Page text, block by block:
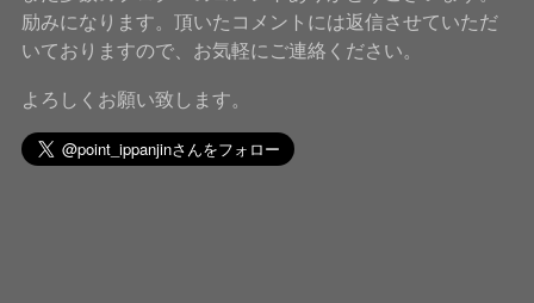
励みになります。頂いたコメントには返信させていただ
いておりますので、お気軽にご連絡ください。
よろしくお願い致します。